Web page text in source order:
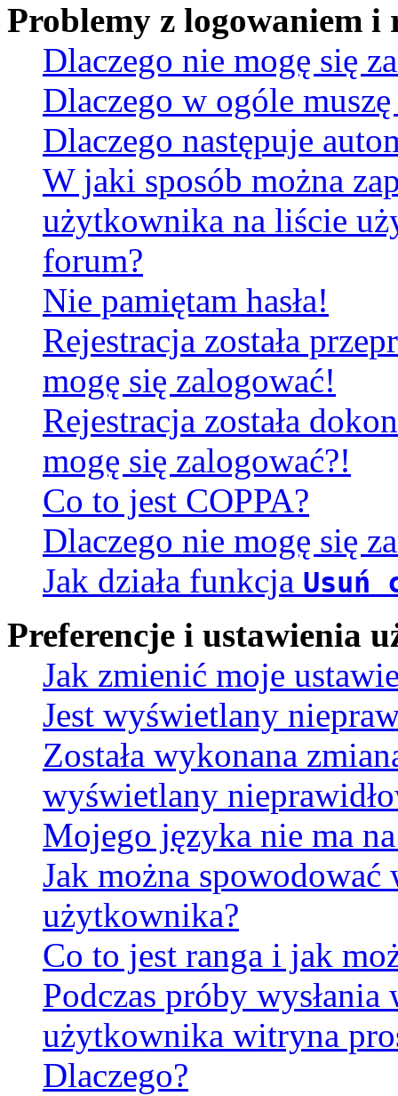
Problemy z logowaniem i
Dlaczego nie mogę się
Dlaczego w ogóle
Dlaczego następuje
W jaki sposób można
użytkownika na liście
forum?
Nie pamiętam hasła!
Rejestracja została
mogę się zalogować!
Rejestracja została
mogę się zalogować?!
Co to jest COPPA?
Dlaczego nie mogę się
Jak działa funkcja Usuń
Preferencje i ustawienia
Jak zmienić moje
Jest wyświetlany
Została wykonana
wyświetlany
Mojego języka nie ma
Jak można
użytkownika?
Co to jest ranga i jak
Podczas próby
użytkownika witryna
Dlaczego?